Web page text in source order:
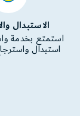
الاستبدال
استمتع بخدمة
استبدال